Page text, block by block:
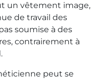
un vêtement image,
de travail des
soumise à des
contrairement à
peut se